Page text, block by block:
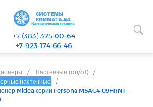
+7 (383) 375-00-64
+7-923-174-66-46
/ Настенные (on/of)
/
настенные
/
Midea серии Persona MSAG4-09HRN1-